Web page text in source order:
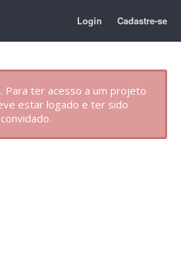
Login Cadastre-se
Para ter acesso a um projeto
estar logado e ter sido
convidado.